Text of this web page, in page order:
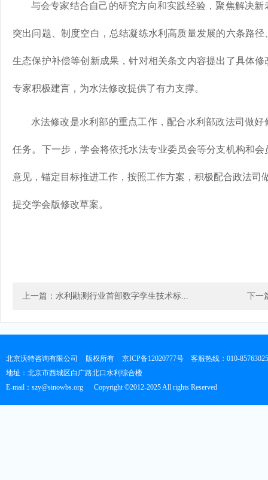
与会专家结合自己的研究方向和实践经验，聚焦解决
突出问题、制度空白，总结凝练水利高质量发展的六条路
生态保护补偿等创新成果，针对相关条文内容提出了具体
专家积极建言，为水法修改提供了有力支撑。
水法修改是水利部的重点工作，配合水利部政法司做
任务。下一步，学会将依托水法专业委员会等分支机构和
意见，锚定目标推进工作，按照工作方案，积极配合政法司
提交学会版修改草案。
上一篇：水利勘测行业首部数字孪生技术标... 下一
北京沃特咨询有限公司 版权所有 京ICP备12020777号 客服热线：010-85763025
地址：北京市西城区白广路北口水利综合楼
E-mail：szy@sinowbs.org
Copyright ©2012-2025 All rights Reserved